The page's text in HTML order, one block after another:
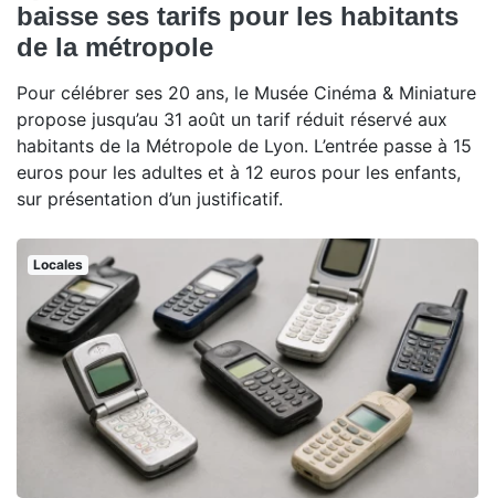
baisse ses tarifs pour les habitants
de la métropole
Pour célébrer ses 20 ans, le Musée Cinéma & Miniature
propose jusqu’au 31 août un tarif réduit réservé aux
habitants de la Métropole de Lyon. L’entrée passe à 15
euros pour les adultes et à 12 euros pour les enfants,
sur présentation d’un justificatif.
Locales